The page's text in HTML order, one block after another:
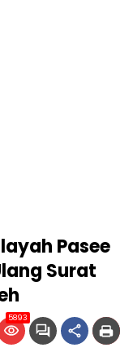
Pasee
Surat
5893